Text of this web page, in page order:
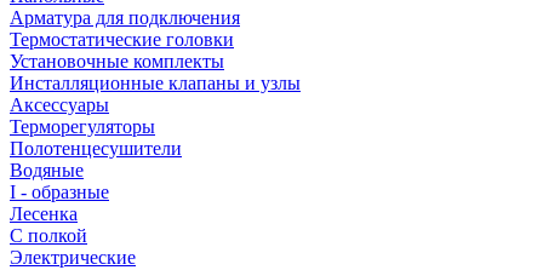
Арматура для подключения
Термостатические головки
Установочные комплекты
Инсталляционные клапаны и узлы
Аксессуары
Терморегуляторы
Полотенцесушители
Водяные
I - образные
Лесенка
С полкой
Электрические